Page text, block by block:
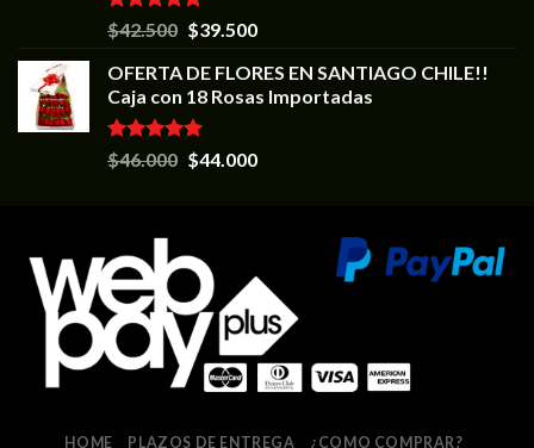
Valorado en
5.00
$42.500 $39.500
OFERTA DE FLORES EN SANTIAGO CHILE!!
Caja con 18 Rosas Importadas
Valorado en
5.00
$46.000 $44.000
HOME PLAZOS DE ENTREGA ¿COMO COMPRAR?